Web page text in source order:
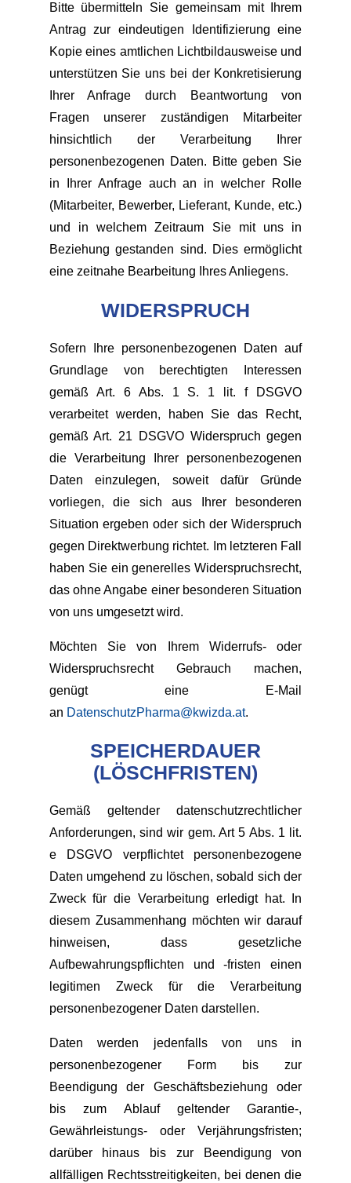
Bitte übermitteln Sie gemeinsam mit Ihrem
Antrag zur eindeutigen Identifizierung eine
Kopie eines amtlichen Lichtbildausweise und
unterstützen Sie uns bei der Konkretisierung
Ihrer Anfrage durch Beantwortung von
Fragen unserer zuständigen Mitarbeiter
hinsichtlich der Verarbeitung Ihrer
personenbezogenen Daten. Bitte geben Sie
in Ihrer Anfrage auch an in welcher Rolle
(Mitarbeiter, Bewerber, Lieferant, Kunde, etc.)
und in welchem Zeitraum Sie mit uns in
Beziehung gestanden sind. Dies ermöglicht
eine zeitnahe Bearbeitung Ihres Anliegens.
WIDERSPRUCH
Sofern Ihre personenbezogenen Daten auf
Grundlage von berechtigten Interessen
gemäß Art. 6 Abs. 1 S. 1 lit. f DSGVO
verarbeitet werden, haben Sie das Recht,
gemäß Art. 21 DSGVO Widerspruch gegen
die Verarbeitung Ihrer personenbezogenen
Daten einzulegen, soweit dafür Gründe
vorliegen, die sich aus Ihrer besonderen
Situation ergeben oder sich der Widerspruch
gegen Direktwerbung richtet. Im letzteren Fall
haben Sie ein generelles Widerspruchsrecht,
das ohne Angabe einer besonderen Situation
von uns umgesetzt wird.
Möchten Sie von Ihrem Widerrufs- oder
Widerspruchsrecht Gebrauch machen,
genügt eine E-Mail
an DatenschutzPharma@kwizda.at.
SPEICHERDAUER
(LÖSCHFRISTEN)
Gemäß geltender datenschutzrechtlicher
Anforderungen, sind wir gem. Art 5 Abs. 1 lit.
e DSGVO verpflichtet personenbezogene
Daten umgehend zu löschen, sobald sich der
Zweck für die Verarbeitung erledigt hat. In
diesem Zusammenhang möchten wir darauf
hinweisen, dass gesetzliche
Aufbewahrungspflichten und -fristen einen
legitimen Zweck für die Verarbeitung
personenbezogener Daten darstellen.
Daten werden jedenfalls von uns in
personenbezogener Form bis zur
Beendigung der Geschäftsbeziehung oder
bis zum Ablauf geltender Garantie-,
Gewährleistungs- oder Verjährungsfristen;
darüber hinaus bis zur Beendigung von
allfälligen Rechtsstreitigkeiten, bei denen die